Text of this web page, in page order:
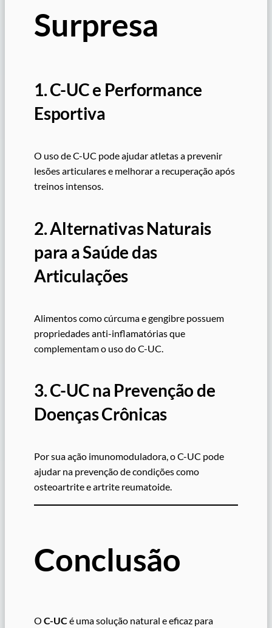
Surpresa
1. C-UC e Performance
Esportiva
O uso de C-UC pode ajudar atletas a prevenir
lesões articulares e melhorar a recuperação após
treinos intensos.
2. Alternativas Naturais
para a Saúde das
Articulações
Alimentos como cúrcuma e gengibre possuem
propriedades anti-inflamatórias que
complementam o uso do C-UC.
3. C-UC na Prevenção de
Doenças Crônicas
Por sua ação imunomoduladora, o C-UC pode
ajudar na prevenção de condições como
osteoartrite e artrite reumatoide.
Conclusão
O C-UCé uma solução natural e eficaz para